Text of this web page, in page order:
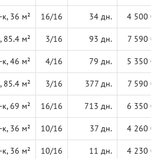
к, 36 м² 16/16 34 дн. 4 500
85.4 м² 3/16 93 дн. 7 590
к, 46 м² 4/16 79 дн. 5 350
85.4 м² 3/16 377 дн. 7 590
к, 69 м² 16/16 713 дн. 6 350
к, 36 м² 10/16 37 дн. 4 260
к, 36 м² 10/16 11 дн. 4 230